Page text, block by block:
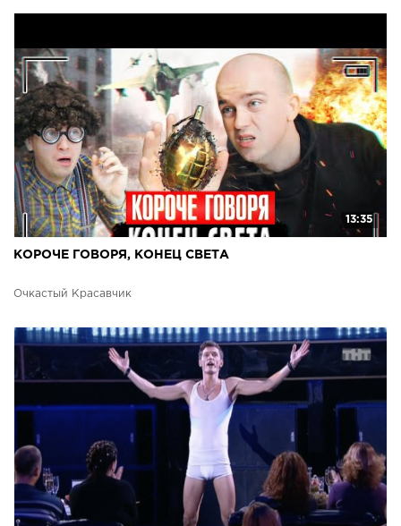
13:35
КОРОЧЕ ГОВОРЯ, КОНЕЦ СВЕТА
Очкастый Красавчик